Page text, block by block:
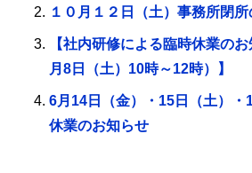
１０月１２日（土）事務所閉
【社内研修による臨時休業の
月8日（土）10時～12時）】
6月14日（金）・15日（土）
休業のお知らせ